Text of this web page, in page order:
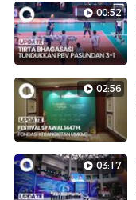
00:52
02:56
03:17